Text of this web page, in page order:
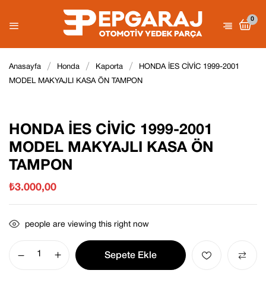
0
Anasayfa Honda Kaporta
HONDA İES CİVİC 1999-2001
MODEL MAKYAJLI KASA ÖN TAMPON
HONDA İES CİVİC 1999-2001
MODEL MAKYAJLI KASA ÖN
TAMPON
₺3.000,00
people are viewing this right now
Sepete Ekle
Derecelendirmeniz